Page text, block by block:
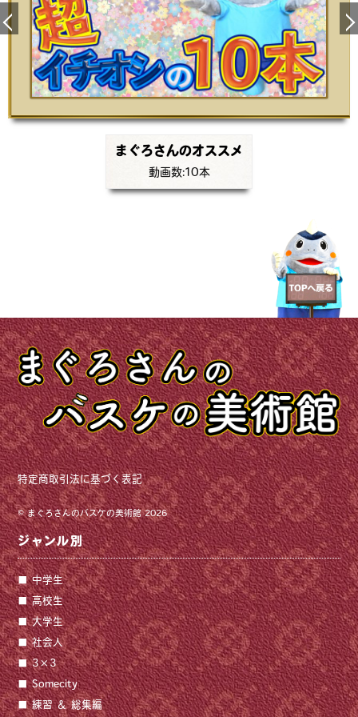
まぐろさんのオススメ
動画数:10本
特定商取引法に基づく表記
©まぐろさんのバスケの美術館2026
ジャンル別
中学生
高校生
大学生
社会人
3×3
Somecity
練習 ＆ 総集編